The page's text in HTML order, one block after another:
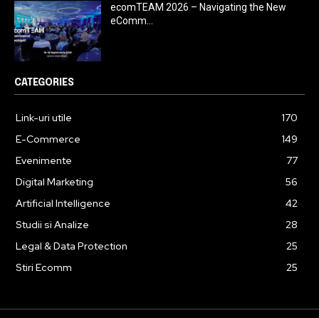
ecomTEAM 2026 – Navigating the New
eComm...
CATEGORIES
Link-uri utile
170
E-Commerce
149
Evenimente
77
Digital Marketing
56
Artificial Intelligence
42
Studii si Analize
28
Legal & Data Protection
25
Stiri Ecomm
25